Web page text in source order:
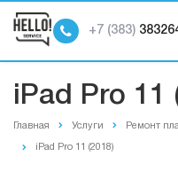
+7 (383)
iPad Pro 11
Главная Услуги Ремонт
iPad Pro 11 (2018)